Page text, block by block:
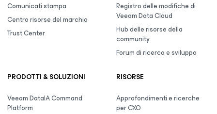
Comunicati stampa
Centro risorse del marchio
Trust Center
Registro delle modifiche di
Veeam Data Cloud
Hub delle risorse della
community
Forum di ricerca e sviluppo
PRODOTTI & SOLUZIONI
Veeam DataIA Command
Platform
RISORSE
Approfondimenti e ricerche
per CXO